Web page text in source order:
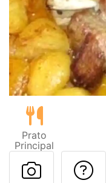
Prato
Principal